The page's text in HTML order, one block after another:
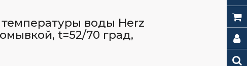
воды Herz
t=52/70 град,